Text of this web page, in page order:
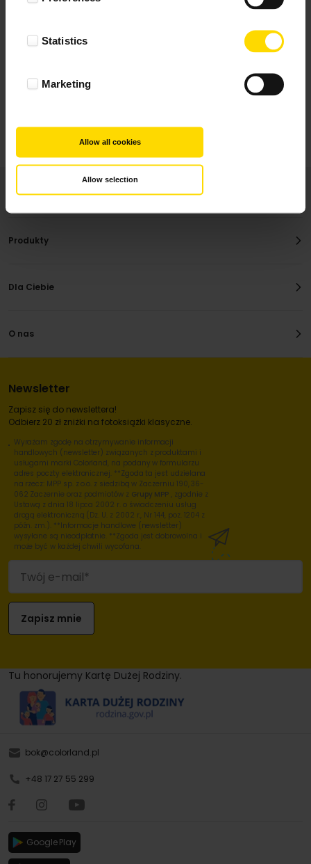
Statistics
Marketing
Allow all cookies
Allow selection
Najbardziej pomocne oceny, które doradzą Ci
Produkty
Dla Ciebie
O nas
Newsletter
Zapisz się do newslettera!
Odbierz 20 zł zniżki na fotoksiążki klasyczne.
Wyrażam zgodę na otrzymywanie informacji
handlowych (newsletter) związanych z produktami i
usługami marki Colorland, na podany w formularzu
adres poczty elektronicznej. **Zgoda ta jest udzielana
na rzecz: MPP sp. z o.o. z siedzibą w Zaczerniu 190, 36-
062 Zaczernie oraz podmiotów z Grupy MPP , zgodnie z
Ustawą z dnia 18 lipca 2002 r. o świadczeniu usług
drogą elektroniczną (Dz. U. z 2002 r., Nr 144, poz. 1204 z
późn. zm.). **Informacje handlowe (newsletter)
wysyłane są nieodpłatnie. **Zgoda jest dobrowolna i
może być w każdej chwili wycofana.
Tu honorujemy Kartę Dużej Rodziny.
bok@colorland.pl
+48 17 27 55 299
Google Play